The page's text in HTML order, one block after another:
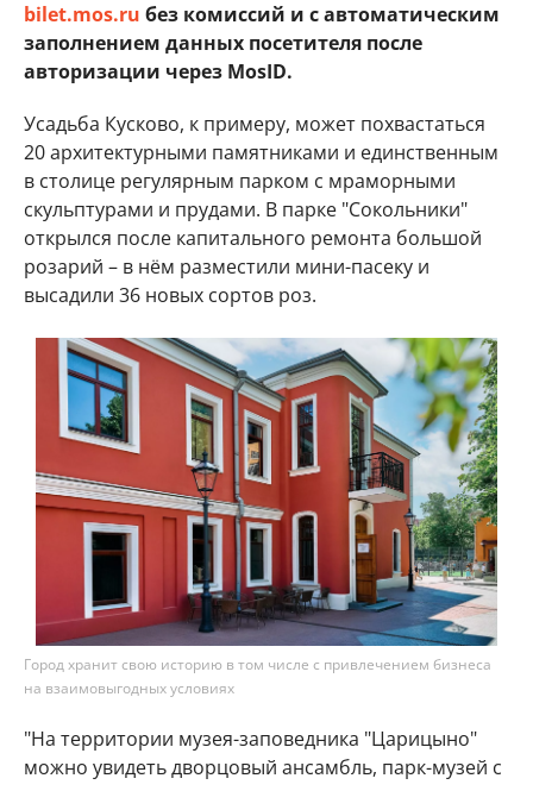
bilet.mos.ru без комиссий и с автоматическим
заполнением данных посетителя после
авторизации через MosID.
Усадьба Кусково, к примеру, может похвастаться
20 архитектурными памятниками и единственным
в столице регулярным парком с мраморными
скульптурами и прудами. В парке "Сокольники"
открылся после капитального ремонта большой
розарий – в нём разместили мини-пасеку и
высадили 36 новых сортов роз.
Город хранит свою историю в том числе с привлечением бизнеса
на взаимовыгодных условиях
"На территории музея-заповедника "Царицыно"
можно увидеть дворцовый ансамбль, парк-музей с